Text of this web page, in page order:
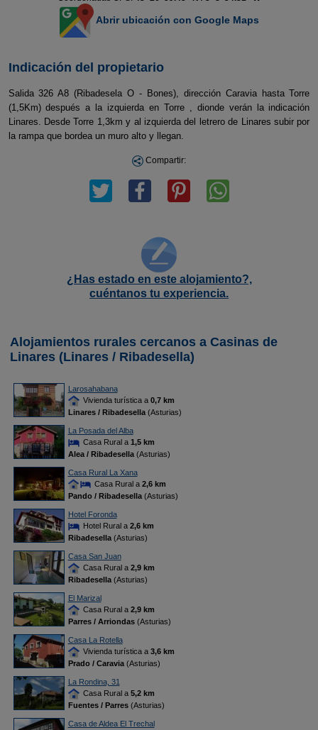
Abrir ubicación con Google Maps
Indicación del propietario
Salida 326 A8 (Ribadesela O - Bones), dirección Caravia hasta Torre
(1,5Km) después a la izquierda en Torre , dionde verán la indicación
Linares. Desde Torre 1,3km y al izquierda del letrero de Linares subir por
la rampa que bordea un muro alto y llegan.
Compartir:
¿Has estado en este alojamiento?,
cuéntanos tu experiencia.
Alojamientos rurales cercanos a Casinas de
Linares (Linares / Ribadesella)
Larosahabana
Vivienda turística a 0,7 km
Linares / Ribadesella(Asturias)
La Posada del Alba
Casa Rural a 1,5 km
Alea / Ribadesella(Asturias)
Casa Rural La Xana
Casa Rural a 2,6 km
Pando / Ribadesella(Asturias)
Hotel Foronda
Hotel Rural a 2,6 km
Ribadesella(Asturias)
Casa San Juan
Casa Rural a 2,9 km
Ribadesella(Asturias)
El Marizal
Casa Rural a 2,9 km
Parres / Arriondas(Asturias)
Casa La Rotella
Vivienda turística a 3,6 km
Prado / Caravia(Asturias)
La Rondina, 31
Casa Rural a 5,2 km
Fuentes / Parres(Asturias)
Casa de Aldea El Trechal